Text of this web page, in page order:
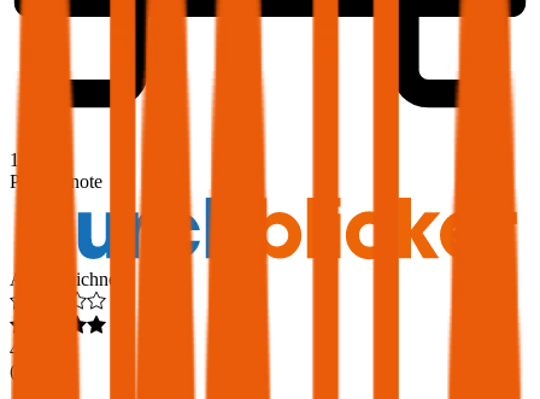
1,9
Produktnote
Ausgezeichnet
4,6
(